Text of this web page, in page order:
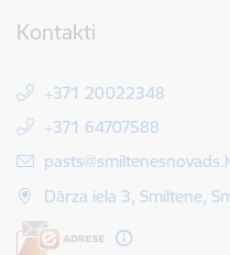
Kontakti
+371 20022348
+371 64707588
E-pasts:
Dārza iela 3, Smiltene,